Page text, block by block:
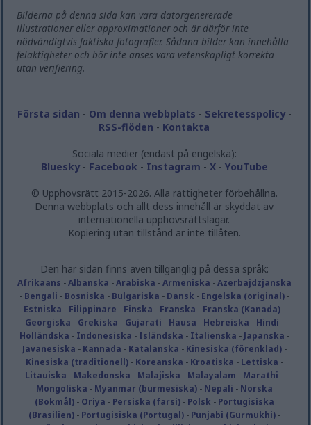
Bilderna på denna sida kan vara datorgenererade
illustrationer eller approximationer och är därför inte
nödvändigtvis faktiska fotografier. Sådana bilder kan innehålla
felaktigheter och bör inte anses vara vetenskapligt korrekta
utan verifiering.
Första sidan - Om denna webbplats - Sekretesspolicy-
RSS-flöden - Kontakta
Sociala medier (endast på engelska):
Bluesky- Facebook - Instagram - X- YouTube
© Upphovsrätt 2015-2026. Alla rättigheter förbehållna.
Denna webbplats och allt dess innehåll är skyddat av
internationella upphovsrättslagar.
Kopiering utan tillstånd är inte tillåten.
Den här sidan finns även tillgänglig på dessa språk:
Afrikaans -Albanska -Arabiska -Armeniska -Azerbajdzjanska
- Bengali - Bosniska - Bulgariska - Dansk - Engelska (original)-
Estniska - Filippinare - Finska - Franska - Franska (Kanada)-
Georgiska - Grekiska - Gujarati - Hausa - Hebreiska - Hindi -
Holländska - Indonesiska - Isländska - Italienska -Japanska -
Javanesiska - Kannada - Katalanska - Kinesiska (förenklad)-
Kinesiska (traditionell)- Koreanska - Kroatiska - Lettiska -
Litauiska - Makedonska - Malajiska - Malayalam - Marathi -
Mongoliska - Myanmar (burmesiska)- Nepali - Norska
(Bokmål)- Oriya - Persiska (farsi)- Polsk - Portugisiska
(Brasilien)- Portugisiska (Portugal)- Punjabi (Gurmukhi)-